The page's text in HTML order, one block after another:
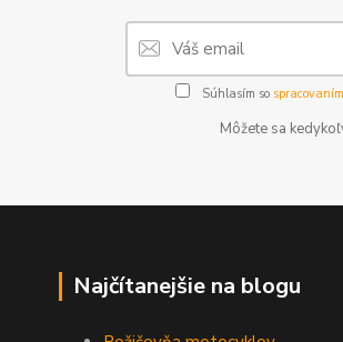
Súhlasím so
Môžete sa
Najčítanejšie na blogu